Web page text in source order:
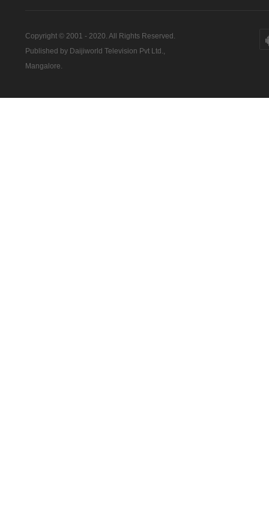
Copyright © 2001 - 2020. All Rights Reserved.
Published by Daijiworld Television Pvt Ltd.,
Mangalore.